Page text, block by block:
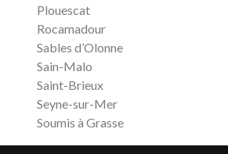
Plouescat
Rocamadour
Sables d’Olonne
Sain-Malo
Saint-Brieux
Seyne-sur-Mer
Soumis à Grasse